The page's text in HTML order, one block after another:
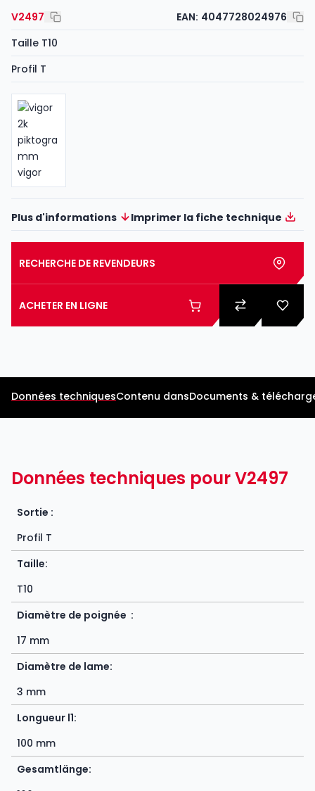
V2497 EAN: 4047728024976
Taille T10
Profil T
Plus d'informations Imprimer la fiche technique
RECHERCHE DE REVENDEURS
ACHETER EN LIGNE
Données techniquesContenu dansDocuments &
Données techniques pour V2497
Sortie :
Profil T
Taille:
T10
Diamètre de poignée :
17 mm
Diamètre de lame:
3 mm
Longueur l1:
100 mm
Gesamtlänge: